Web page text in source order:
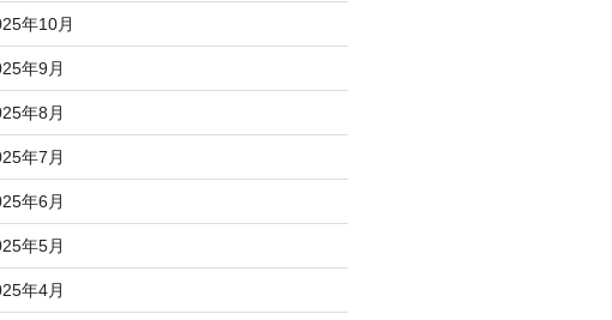
年10月
年9月
年8月
年7月
年6月
年5月
年4月